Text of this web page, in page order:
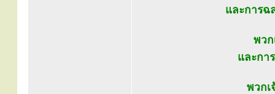
และการฉ
พวก
และกา
พวกเ